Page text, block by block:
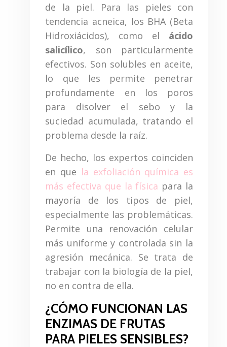
de la piel. Para las pieles con
tendencia acneica, los BHA (Beta
Hidroxiácidos), como el ácido
salicílico, son particularmente
efectivos. Son solubles en aceite,
lo que les permite penetrar
profundamente en los poros
para disolver el sebo y la
suciedad acumulada, tratando el
problema desde la raíz.
De hecho, los expertos coinciden
en que la exfoliación química es
más efectiva que la física para la
mayoría de los tipos de piel,
especialmente las problemáticas.
Permite una renovación celular
más uniforme y controlada sin la
agresión mecánica. Se trata de
trabajar con la biología de la piel,
no en contra de ella.
¿CÓMO FUNCIONAN LAS
ENZIMAS DE FRUTAS
PARA PIELES SENSIBLES?